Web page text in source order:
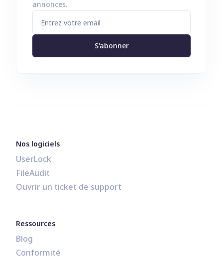
annonces.
S'abonner
Nos logiciels
UserLock
FileAudit
Ouvrir un ticket de support
Ressources
Blog
Conformité